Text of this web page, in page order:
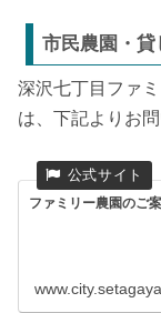
市民農園・貸
深沢七丁目ファ
は、下記よりお
ファミリー農園のご